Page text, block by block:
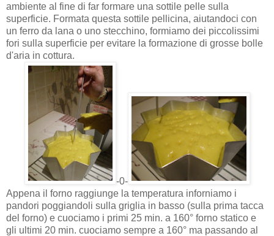
ambiente al fine di far formare una sottile pelle sulla
superficie. Formata questa sottile pellicina, aiutandoci con
un ferro da lana o uno stecchino, formiamo dei piccolissimi
fori sulla superficie per evitare la formazione di grosse bolle
d'aria in cottura.
-0-
Appena il forno raggiunge la temperatura inforniamo i
pandori poggiandoli sulla griglia in basso (sulla prima tacca
del forno) e cuociamo i primi 25 min. a 160° forno statico e
gli ultimi 20 min. cuociamo sempre a 160° ma passando al